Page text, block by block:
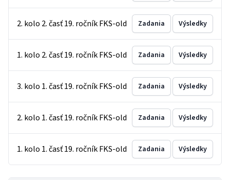
2. kolo 2. časť 19. ročník FKS-old Zadania Výsledky
1. kolo 2. časť 19. ročník FKS-old Zadania Výsledky
3. kolo 1. časť 19. ročník FKS-old Zadania Výsledky
2. kolo 1. časť 19. ročník FKS-old Zadania Výsledky
1. kolo 1. časť 19. ročník FKS-old Zadania Výsledky